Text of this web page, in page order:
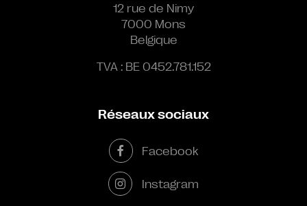
12 rue de Nimy
7000 Mons
Belgique
TVA : BE 0452.781.152
Réseaux sociaux
Facebook
Instagram